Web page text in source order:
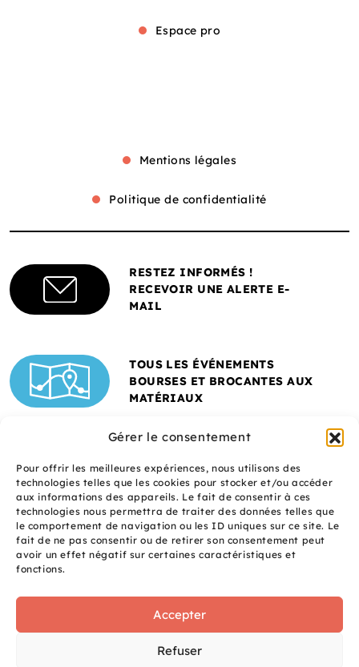
Gérer le consentement
Pour offrir les meilleures expériences, nous utilisons des
technologies telles que les cookies pour stocker et/ou accéder
aux informations des appareils. Le fait de consentir à ces
technologies nous permettra de traiter des données telles que
le comportement de navigation ou les ID uniques sur ce site. Le
fait de ne pas consentir ou de retirer son consentement peut
avoir un effet négatif sur certaines caractéristiques et
fonctions.
Accepter
Refuser
Espace pro
Mentions légales
Politique de confidentialité
RESTEZ INFORMÉS !
RECEVOIR UNE ALERTE E-
MAIL
TOUS LES ÉVÉNEMENTS
BOURSES ET BROCANTES AUX
MATÉRIAUX
Un site réalisé avec
siteS
é
q
uaNe